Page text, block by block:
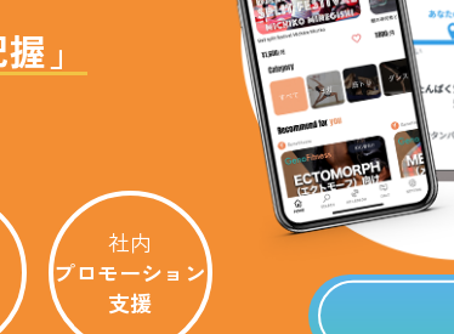
」
社内
プロモーション
支援